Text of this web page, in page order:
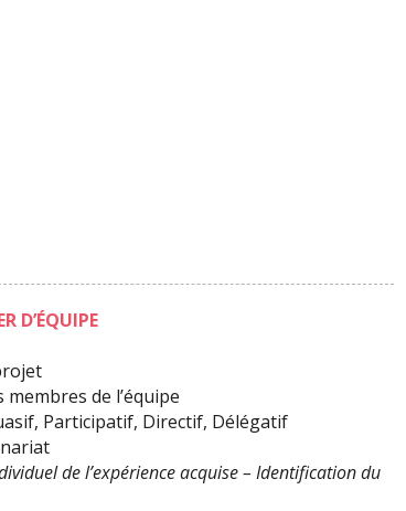
D’ÉQUIPE
de l’équipe
Participatif, Directif, Délégatif
de l’expérience acquise – Identification du